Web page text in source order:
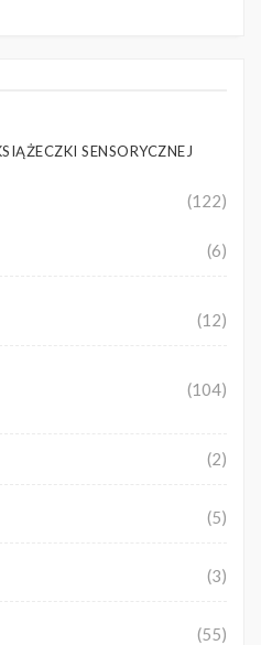
SENSORYCZNEJ
(122)
(6)
(12)
(104)
(2)
(5)
(3)
(55)